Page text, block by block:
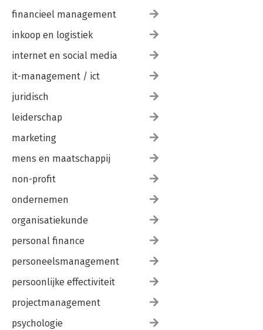
financieel management
inkoop en logistiek
internet en social media
it-management / ict
juridisch
leiderschap
marketing
mens en maatschappij
non-profit
ondernemen
organisatiekunde
personal finance
personeelsmanagement
persoonlijke effectiviteit
projectmanagement
psychologie